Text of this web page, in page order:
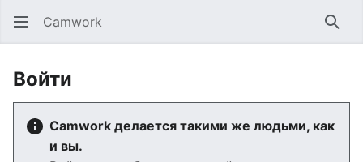
Camwork
Войти
Camwork делается такими же людьми, как
и вы.